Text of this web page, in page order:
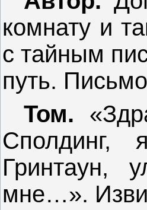
комнату и
с тайным
путь.
Том.
Гринтаун,
мне…».